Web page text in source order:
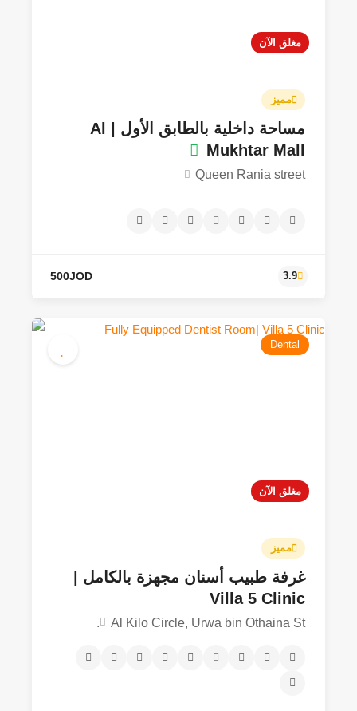
10JOD - 70JOD
مغلق الآن
مميز
مساحة داخلية بالطابق الأول | Al
Mukhtar Mall
Queen Rania street
مغلق الآن
Dental
مميز
غرفة طبيب أسنان مجهزة بالكامل |
Villa 5 Clinic
Al Kilo Circle, Urwa bin Othaina St.